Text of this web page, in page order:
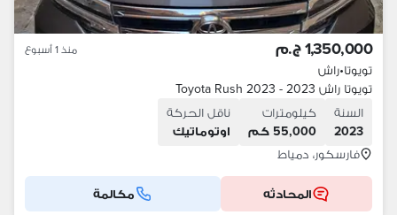
1,350,000 ج.م منذ 1 أسبوع
تويوتا•راش
تويوتا راش 2023 - Toyota Rush 2023
السنة
2023
كيلومترات
55,000 كم
ناقل الحركة
اوتوماتيك
فارسكور، دمياط
المحادثه مكالمة